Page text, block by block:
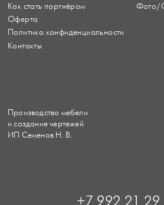
Как стать партнёром
Оферта
Политика конфиденциальности
Контакты
Фото/
Производство мебели
и создание чертежей
ИП Семенов Н. В.